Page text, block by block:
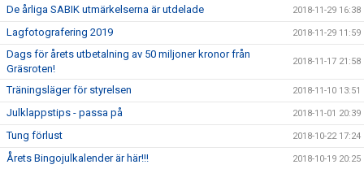
De årliga SABIK utmärkelserna är utdelade 2018-11-29 16:38
Lagfotografering 2019 2018-11-29 11:59
Dags för årets utbetalning av 50 miljoner kronor från
Gräsroten!
2018-11-17 21:58
Träningsläger för styrelsen 2018-11-10 13:51
Julklappstips - passa på 2018-11-01 20:39
Tung förlust 2018-10-22 17:24
Årets Bingojulkalender är här!!! 2018-10-19 20:25